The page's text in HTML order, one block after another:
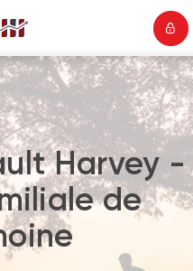
Harvey -
de